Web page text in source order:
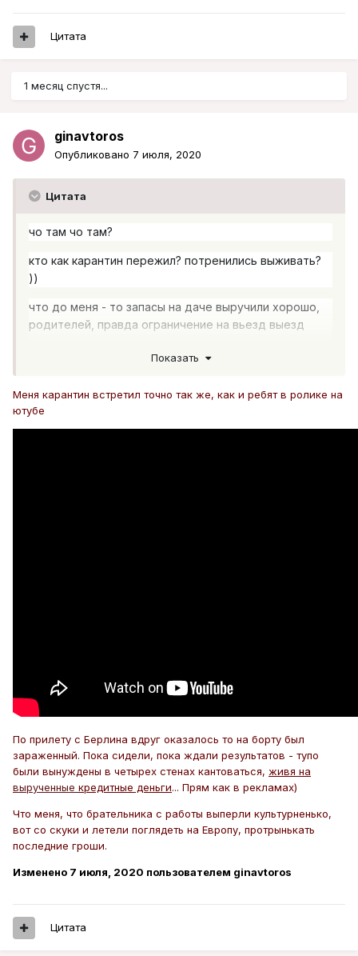
Цитата
1 месяц спустя...
ginavtoros
Опубликовано 7 июля, 2020
Цитата
чо там чо там?
кто как карантин пережил? потренились выживать?
))
что до меня - то запасы на даче выручили хорошо,
родителей, правда ограничение на вьезд выезд
Показать
Меня карантин встретил точно так же, как и ребят в ролике на
ютубе
По прилету с Берлина вдруг оказалось то на борту был
зараженный. Пока сидели, пока ждали результатов - тупо
были вынуждены в четырех стенах кантоваться, живя на
вырученные кредитные деньги... Прям как в рекламах)
Что меня, что брательника с работы выперли культурненько,
вот со скуки и летели поглядеть на Европу, протрынькать
последние гроши.
Изменено 7 июля, 2020 пользователем ginavtoros
Цитата